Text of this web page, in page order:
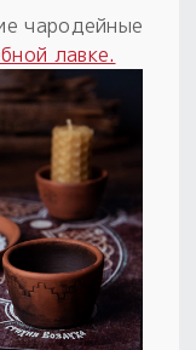
чародейные
лавке.